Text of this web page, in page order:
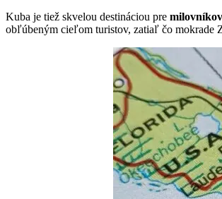
Kuba je tiež skvelou destináciou pre
obľúbeným cieľom turistov, zatiaľ čo mokrade